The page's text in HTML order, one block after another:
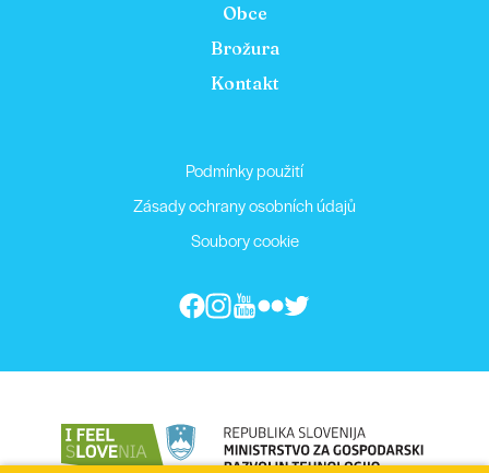
Obce
Brožura
Kontakt
Podmínky použití
Zásady ochrany osobních údajů
Soubory cookie